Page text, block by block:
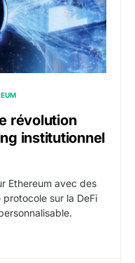
révolution
institutionnel
Ethereum avec des
sur la DeFi